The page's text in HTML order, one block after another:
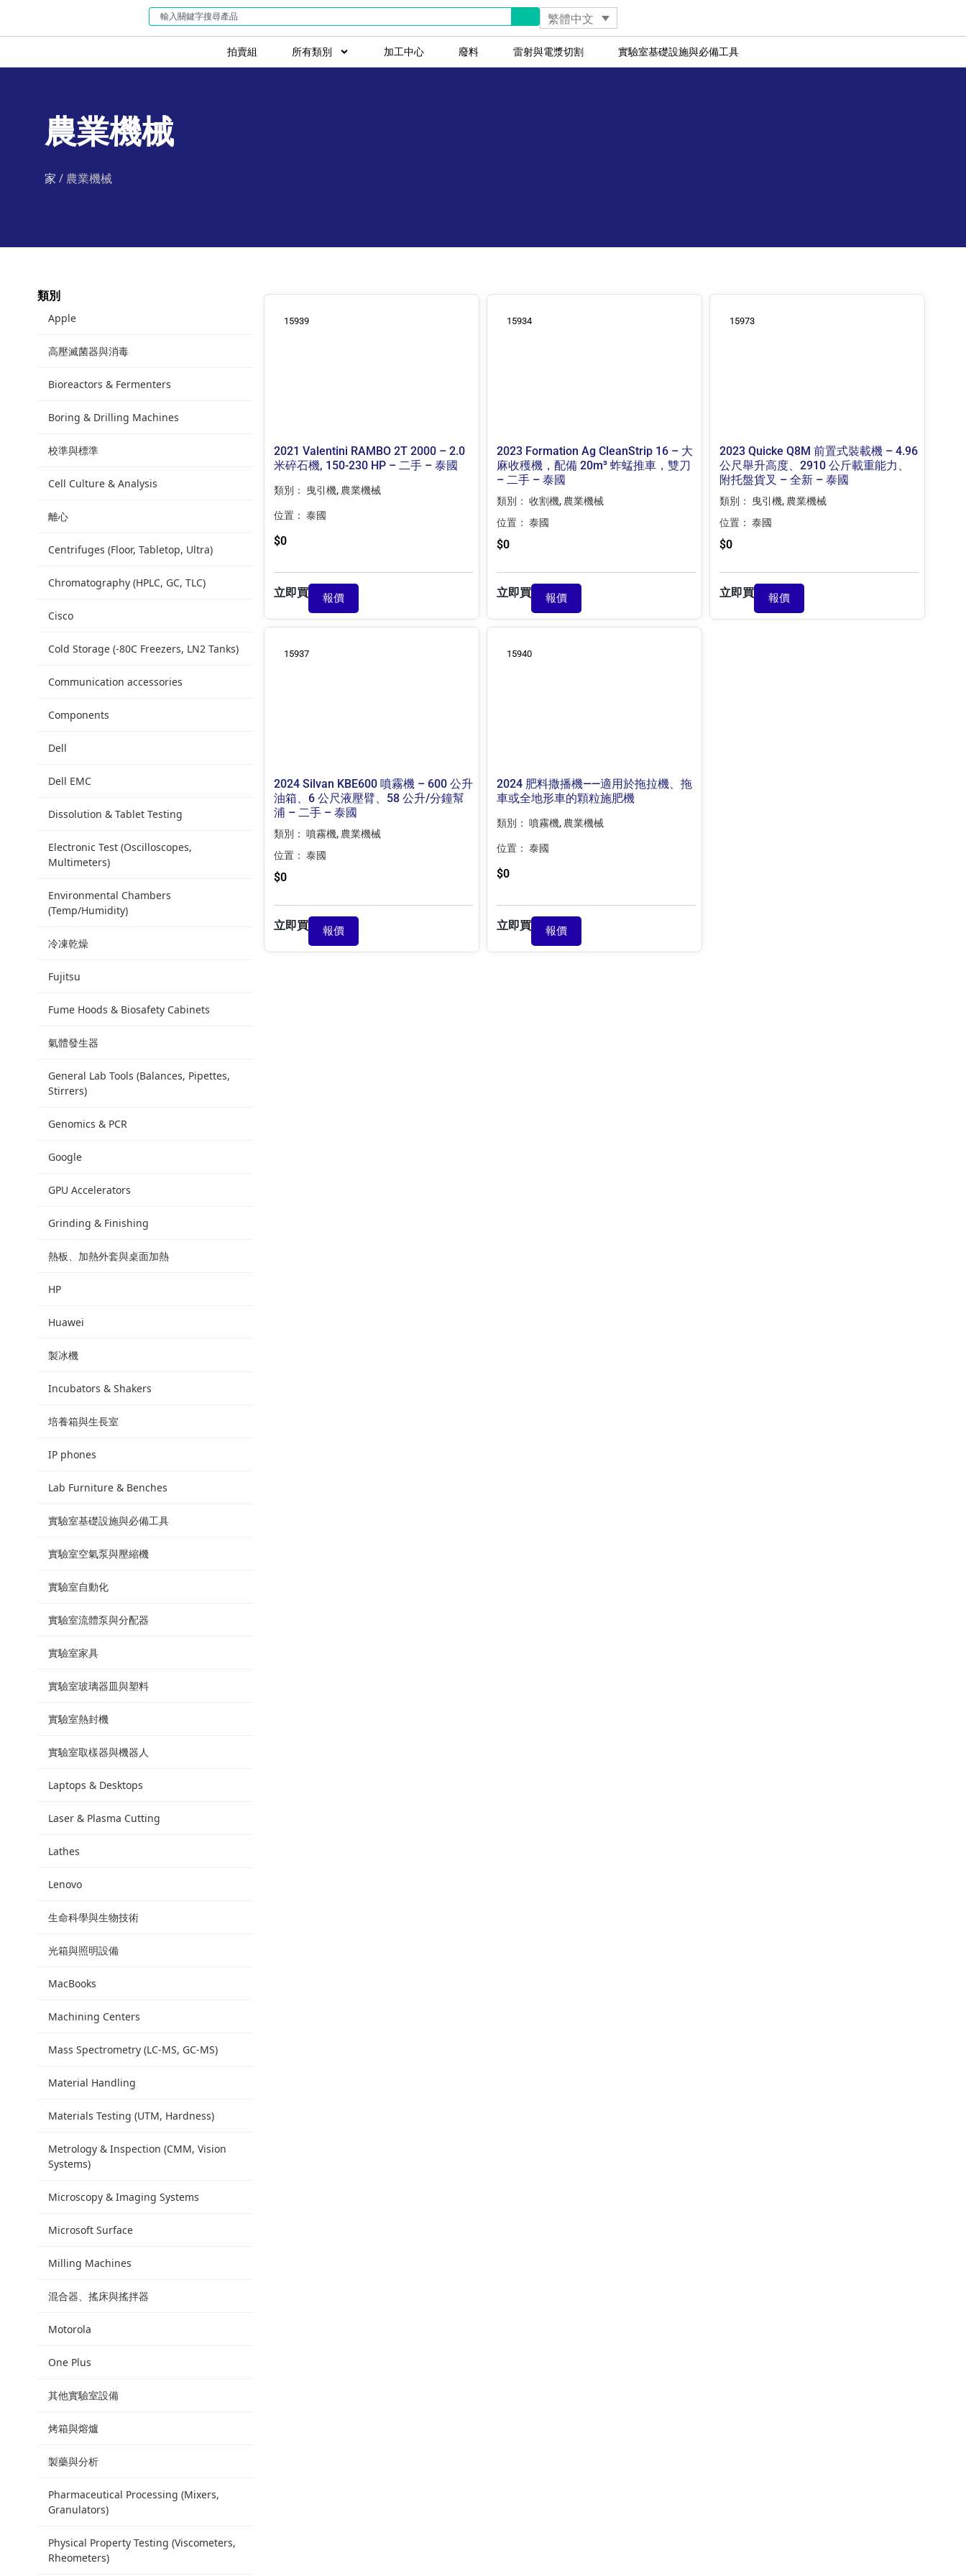
繁體中文
拍賣組 所有類別 加工中心 廢料 雷射與電漿切割 實驗室基礎設施與必備工具
農業機械
家 / 農業機械
類別
Apple
高壓滅菌器與消毒
Bioreactors & Fermenters
Boring & Drilling Machines
校準與標準
Cell Culture & Analysis
離心
Centrifuges (Floor, Tabletop, Ultra)
Chromatography (HPLC, GC, TLC)
Cisco
Cold Storage (-80C Freezers, LN2 Tanks)
Communication accessories
Components
Dell
Dell EMC
Dissolution & Tablet Testing
Electronic Test (Oscilloscopes,
Multimeters)
Environmental Chambers
(Temp/Humidity)
冷凍乾燥
Fujitsu
Fume Hoods & Biosafety Cabinets
氣體發生器
General Lab Tools (Balances, Pipettes,
Stirrers)
Genomics & PCR
Google
GPU Accelerators
Grinding & Finishing
熱板、加熱外套與桌面加熱
HP
Huawei
製冰機
Incubators & Shakers
培養箱與生長室
IP phones
Lab Furniture & Benches
實驗室基礎設施與必備工具
實驗室空氣泵與壓縮機
實驗室自動化
實驗室流體泵與分配器
實驗室家具
實驗室玻璃器皿與塑料
實驗室熱封機
實驗室取樣器與機器人
Laptops & Desktops
Laser & Plasma Cutting
Lathes
Lenovo
生命科學與生物技術
光箱與照明設備
MacBooks
Machining Centers
Mass Spectrometry (LC-MS, GC-MS)
Material Handling
Materials Testing (UTM, Hardness)
Metrology & Inspection (CMM, Vision
Systems)
Microscopy & Imaging Systems
Microsoft Surface
Milling Machines
混合器、搖床與搖拌器
Motorola
One Plus
其他實驗室設備
烤箱與熔爐
製藥與分析
Pharmaceutical Processing (Mixers,
Granulators)
Physical Property Testing (Viscometers,
Rheometers)
15939
2021 Valentini RAMBO 2T 2000 – 2.0
米碎石機, 150-230 HP – 二手 – 泰國
類別： 曳引機, 農業機械
位置： 泰國
$0
立即買 報價
15934
2023 Formation Ag CleanStrip 16 – 大
麻收穫機，配備 20m³ 蚱蜢推車，雙刀
– 二手 – 泰國
類別： 收割機, 農業機械
位置： 泰國
$0
立即買 報價
15973
2023 Quicke Q8M 前置式裝載機 – 4.96
公尺舉升高度、2910 公斤載重能力、
附托盤貨叉 – 全新 – 泰國
類別： 曳引機, 農業機械
位置： 泰國
$0
立即買 報價
15937
2024 Silvan KBE600 噴霧機 – 600 公升
油箱、6 公尺液壓臂、58 公升/分鐘幫
浦 – 二手 – 泰國
類別： 噴霧機, 農業機械
位置： 泰國
$0
立即買 報價
15940
2024 肥料撒播機——適用於拖拉機、拖
車或全地形車的顆粒施肥機
類別： 噴霧機, 農業機械
位置： 泰國
$0
立即買 報價